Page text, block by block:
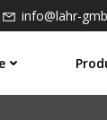
info@lahr-